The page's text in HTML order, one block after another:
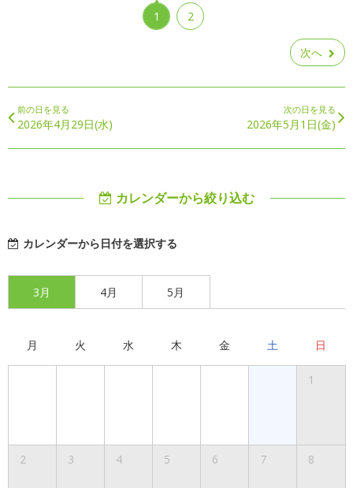
1 2
次へ
前の日を見る
2026年4月29日(水)
次の日を見る
2026年5月1日(金)
カレンダーから絞り込む
カレンダーから日付を選択する
3月 4月 5月
月 火 水 木 金 土 日
1
2 3 4 5 6 7 8